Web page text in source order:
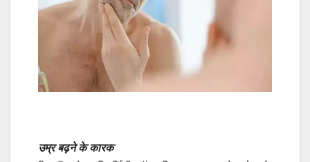
उम्र बढ़ने के कारक